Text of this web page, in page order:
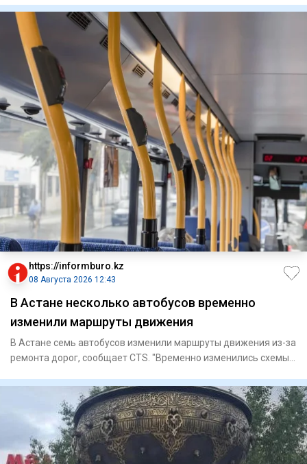
https://informburo.kz
08 Августа 2026 12:43
В Астане несколько автобусов временно
изменили маршруты движения
В Астане семь автобусов изменили маршруты движения из-за
ремонта дорог, сообщает CTS. "Временно изменились схемы